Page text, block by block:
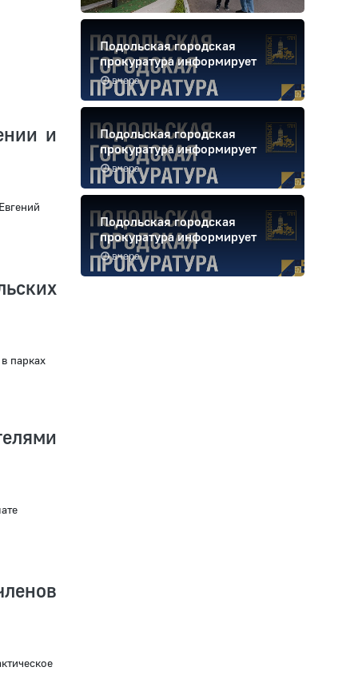
и
парках
вчера
Подольская городская
прокуратура информирует
вчера
Подольская городская
прокуратура информирует
вчера
Подольская городская
прокуратура информирует